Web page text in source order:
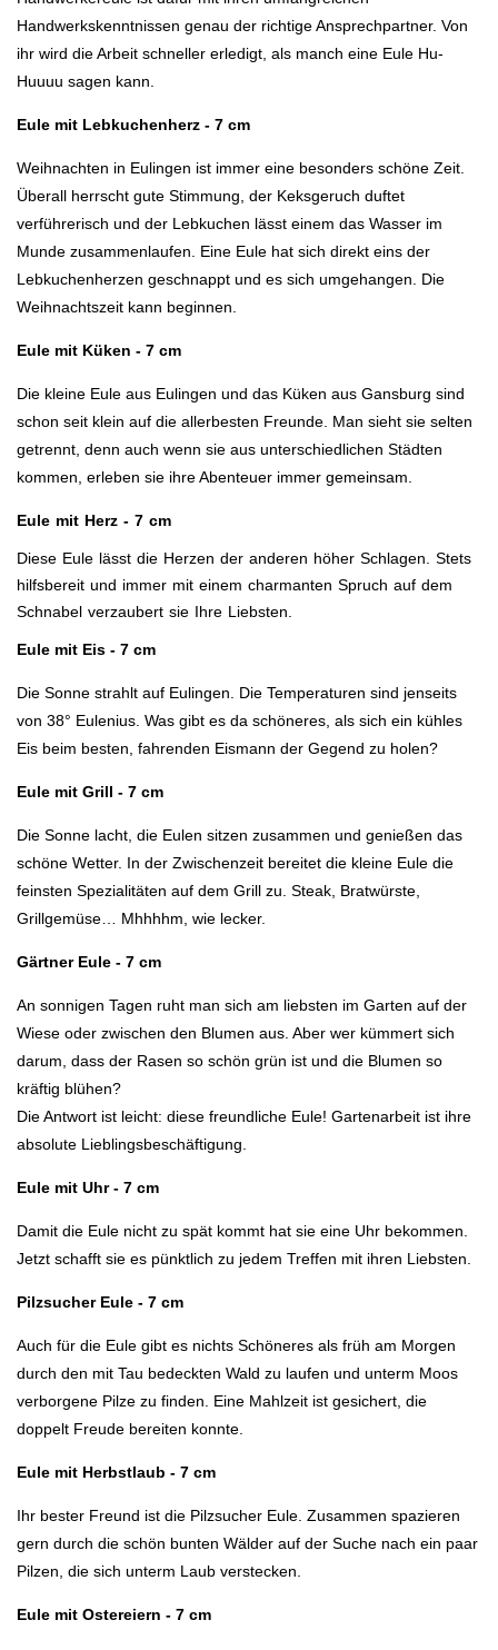
Handwerkskenntnissen genau der richtige Ansprechpartner. Von
ihr wird die Arbeit schneller erledigt, als manch eine Eule Hu-
Huuuu sagen kann.
Eule mit Lebkuchenherz - 7 cm
Weihnachten in Eulingen ist immer eine besonders schöne Zeit.
Überall herrscht gute Stimmung, der Keksgeruch duftet
verführerisch und der Lebkuchen lässt einem das Wasser im
Munde zusammenlaufen. Eine Eule hat sich direkt eins der
Lebkuchenherzen geschnappt und es sich umgehangen. Die
Weihnachtszeit kann beginnen.
Eule mit Küken - 7 cm
Die kleine Eule aus Eulingen und das Küken aus Gansburg sind
schon seit klein auf die allerbesten Freunde. Man sieht sie selten
getrennt, denn auch wenn sie aus unterschiedlichen Städten
kommen, erleben sie ihre Abenteuer immer gemeinsam.
Eule mit Herz - 7 cm
Diese Eule lässt die Herzen der anderen höher Schlagen. Stets
hilfsbereit und immer mit einem charmanten Spruch auf dem
Schnabel verzaubert sie Ihre Liebsten.
Eule mit Eis - 7 cm
Die Sonne strahlt auf Eulingen. Die Temperaturen sind jenseits
von 38° Eulenius. Was gibt es da schöneres, als sich ein kühles
Eis beim besten, fahrenden Eismann der Gegend zu holen?
Eule mit Grill - 7 cm
Die Sonne lacht, die Eulen sitzen zusammen und genießen das
schöne Wetter. In der Zwischenzeit bereitet die kleine Eule die
feinsten Spezialitäten auf dem Grill zu. Steak, Bratwürste,
Grillgemüse… Mhhhhm, wie lecker.
Gärtner Eule - 7 cm
An sonnigen Tagen ruht man sich am liebsten im Garten auf der
Wiese oder zwischen den Blumen aus. Aber wer kümmert sich
darum, dass der Rasen so schön grün ist und die Blumen so
kräftig blühen?
Die Antwort ist leicht: diese freundliche Eule! Gartenarbeit ist ihre
absolute Lieblingsbeschäftigung.
Eule mit Uhr- 7 cm
Damit die Eule nicht zu spät kommt hat sie eine Uhr bekommen.
Jetzt schafft sie es pünktlich zu jedem Treffen mit ihren Liebsten.
Pilzsucher Eule - 7 cm
Auch für die Eule gibt es nichts Schöneres als früh am Morgen
durch den mit Tau bedeckten Wald zu laufen und unterm Moos
verborgene Pilze zu finden. Eine Mahlzeit ist gesichert, die
doppelt Freude bereiten konnte.
Eule mit Herbstlaub - 7 cm
Ihr bester Freund ist die Pilzsucher Eule. Zusammen spazieren
gern durch die schön bunten Wälder auf der Suche nach ein paar
Pilzen, die sich unterm Laub verstecken.
Eule mit Ostereiern - 7 cm